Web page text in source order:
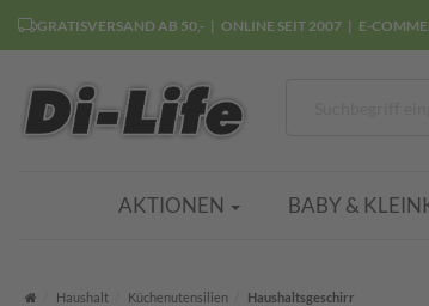
GRATISVERSAND AB 50,- ONLINE SEIT 2007 E-
AKTIONEN BABY &
Startseite
Haushalt Küchenutensilien Haushaltsgeschirr